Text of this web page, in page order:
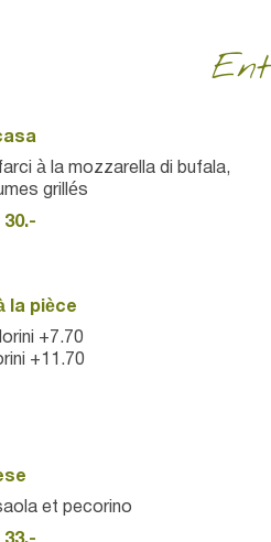
à la mozzarella di bufala,
grillés
30.-
la pièce
+7.70
+11.70
et pecorino